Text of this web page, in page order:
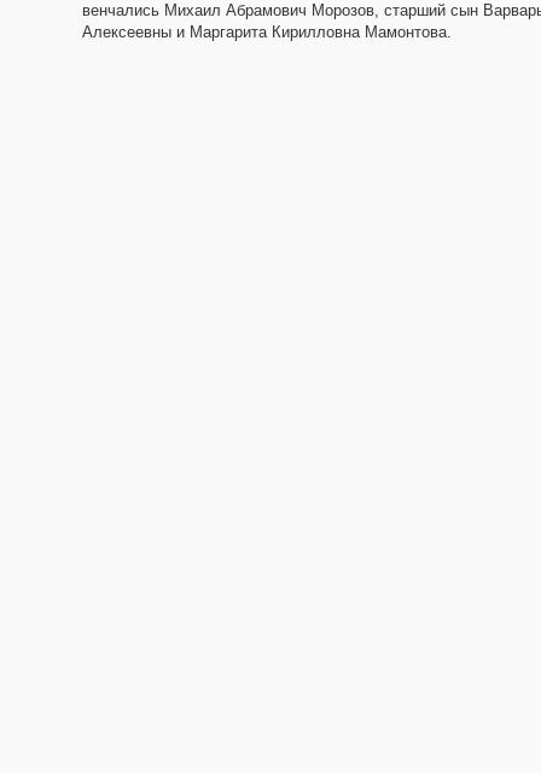
венчались Михаил Абрамович Морозов, старший сын
Алексеевны и Маргарита Кирилловна Мамонтова.